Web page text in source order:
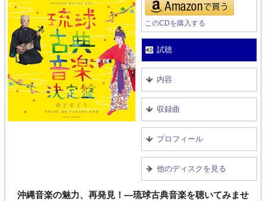
このCDを購入する
試聴
内容
収録曲
プロフィール
他のディスクを見る
沖縄音楽の魅力、再発見！—琉球古典音楽を聴いてみませ